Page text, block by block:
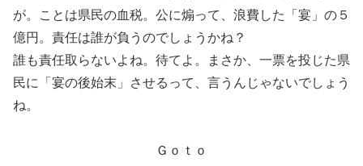
が。ことは県民の血税。公に煽って、浪費した「宴」の５
億円。責任は誰が負うのでしょうかね？
誰も責任取らないよね。待てよ。まさか、一票を投じた県
民に「宴の後始末」させるって、言うんじゃないでしょう
ね。
Ｇｏｔｏ